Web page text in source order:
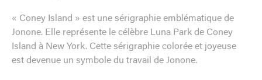
« Coney Island » est une sérigraphie emblématique de
Jonone. Elle représente le célèbre Luna Park de Coney
Island à New York. Cette sérigraphie colorée et joyeuse
est devenue un symbole du travail de Jonone.